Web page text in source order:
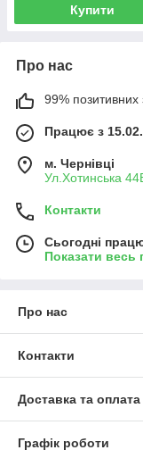
Купити
Про нас
99% позитивних
Працює з
м. Чернівці
Ул.Хотинська
Контакти
Сьогодні
Показати весь
Про нас
Контакти
Доставка та оплата
Графік роботи